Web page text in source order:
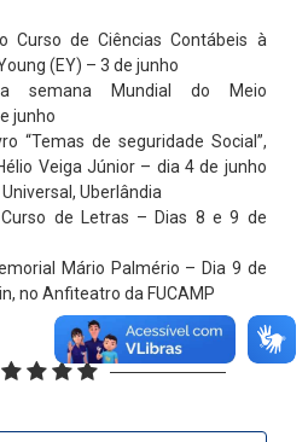
Curso de Ciências Contábeis à
(EY) – 3 de junho
semana Mundial do Meio
junho
“Temas de seguridade Social”,
Veiga Júnior – dia 4 de junho
Uberlândia
de Letras – Dias 8 e 9 de
Mário Palmério – Dia 9 de
no Anfiteatro da FUCAMP